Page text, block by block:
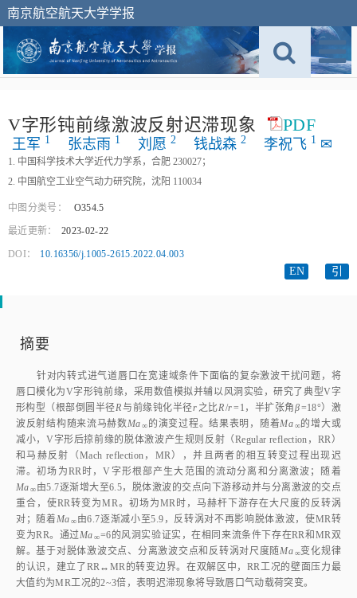
南京航空航天大学学报
V字形钝前缘激波反射迟滞现象 PDF
王军 1 张志雨 1 刘愿 2 钱战森 2 李祝飞 1 ✉
1. 中国科学技术大学近代力学系，合肥 230027；
2. 中国航空工业空气动力研究院，沈阳 110034
中图分类号： O354.5
最近更新： 2023-02-22
DOI： 10.16356/j.1005-2615.2022.04.003
EN 引
摘要
针对内转式进气道唇口在宽速域条件下面临的复杂激波干扰问题，将
唇口模化为V字形钝前缘，采用数值模拟并辅以风洞实验，研究了典型V字
形构型（根部倒圆半径R与前缘钝化半径r 之比R/r=1，半扩张角β=18°）激
波反射结构随来流马赫数Ma ∞的演变过程。结果表明，随着Ma∞的增大或
减小，V字形后掠前缘的脱体激波产生规则反射（Regular reflection，RR）
和马赫反射（Mach reflection，MR），并且两者的相互转变过程出现迟
滞。初场为RR时，V字形根部产生大范围的流动分离和分离激波；随着
Ma ∞由5.7逐渐增大至6.5，脱体激波的交点向下游移动并与分离激波的交点
重合，使RR转变为MR。初场为MR时，马赫杆下游存在大尺度的反转涡
对；随着Ma∞由6.7逐渐减小至5.9，反转涡对不再影响脱体激波，使MR转
变为RR。通过Ma ∞=6的风洞实验证实，在相同来流条件下存在RR和MR双
解。基于对脱体激波交点、分离激波交点和反转涡对尺度随Ma∞变化规律
的认识，建立了RR↔MR的转变边界。在双解区中，RR工况的壁面压力最
大值约为MR工况的2~3倍，表明迟滞现象将导致唇口气动载荷突变。